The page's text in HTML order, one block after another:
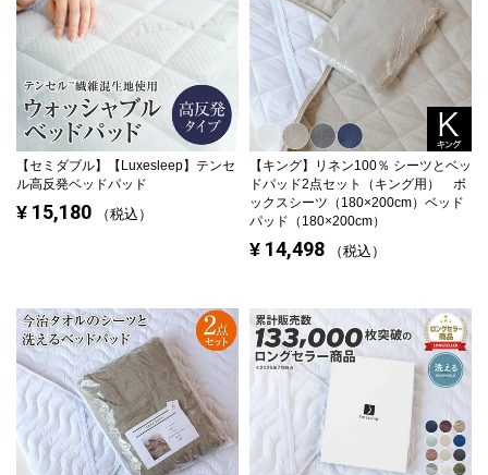
【セミダブル】
【Luxesleep】テンセ
ル高反発ベッドパッド
¥ 15,180 税込
【キング】
リネン100％ シーツとベッ
ドパッド2点セット（キング用） ボ
ックスシーツ（180×200cm）ベッド
パッド（180×200cm）
¥ 14,498 税込